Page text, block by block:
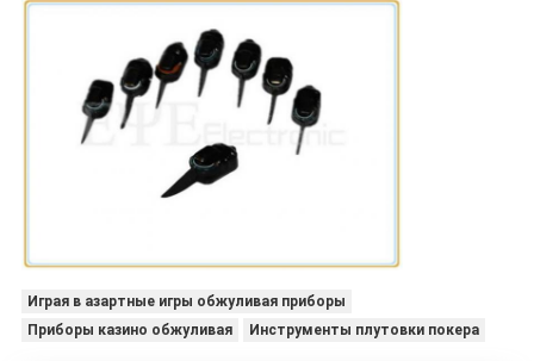
Играя в азартные игры обжуливая приборы
Приборы казино обжуливая
Инструменты плутовки покера